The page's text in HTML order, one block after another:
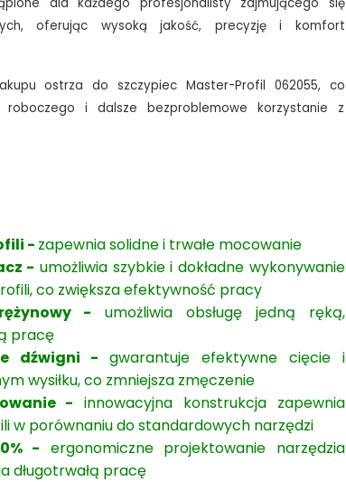
oferując wysoką jakość, precyzję i komfort
ostrza do szczypiec Master-Profil 062055, co
i dalsze bezproblemowe korzystanie z
- zapewnia solidne i trwałe mocowanie
- umożliwia szybkie i dokładne wykonywanie
co zwiększa efektywność pracy
- umożliwia obsługę jedną ręką,
pracę
dźwigni -gwarantuje efektywne cięcie i
wysiłku, co zmniejsza zmęczenie
- innowacyjna konstrukcja zapewnia
w porównaniu do standardowych narzędzi
- ergonomiczne projektowanie narzędzia
długotrwałą pracę